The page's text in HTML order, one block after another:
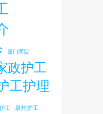
厦门医院
政护工
工护理
工 泉州护工